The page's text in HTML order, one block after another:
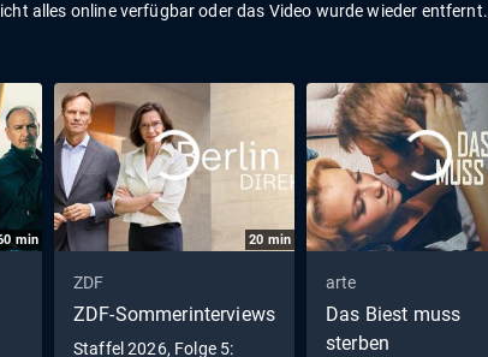
alles online verfügbar oder das Video wurde wieder entfernt.
min 20 min
ZDF
ZDF-Sommerinterviews
Staffel 2026, Folge 5:
arte
Das Biest muss
sterben